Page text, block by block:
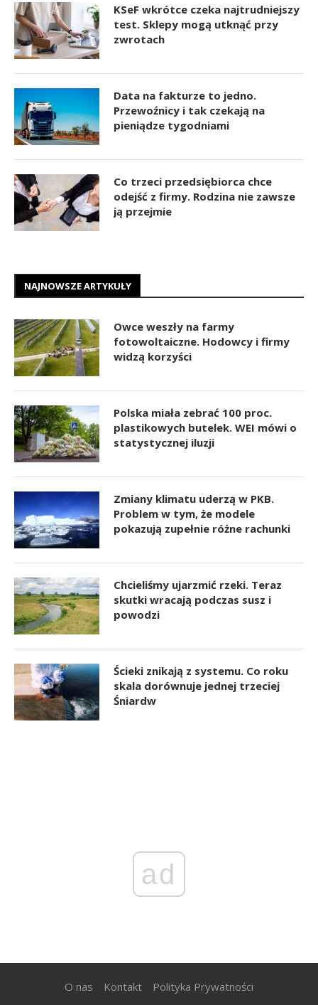
KSeF wkrótce czeka najtrudniejszy
test. Sklepy mogą utknąć przy
zwrotach
Data na fakturze to jedno.
Przewoźnicy i tak czekają na
pieniądze tygodniami
Co trzeci przedsiębiorca chce
odejść z firmy. Rodzina nie zawsze
ją przejmie
NAJNOWSZE ARTYKUŁY
Owce weszły na farmy
fotowoltaiczne. Hodowcy i firmy
widzą korzyści
Polska miała zebrać 100 proc.
plastikowych butelek. WEI mówi o
statystycznej iluzji
Zmiany klimatu uderzą w PKB.
Problem w tym, że modele
pokazują zupełnie różne rachunki
Chcieliśmy ujarzmić rzeki. Teraz
skutki wracają podczas susz i
powodzi
Ścieki znikają z systemu. Co roku
skala dorównuje jednej trzeciej
Śniardw
ad
O nas Kontakt Polityka Prywatności